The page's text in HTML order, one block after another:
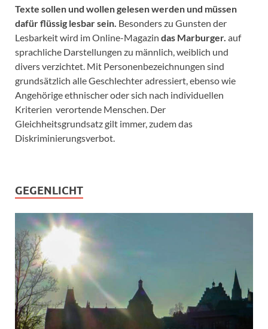
Texte sollen und wollen gelesen werden und müssen
dafür flüssig lesbar sein. Besonders zu Gunsten der
Lesbarkeit wird im Online-Magazin das Marburger. auf
sprachliche Darstellungen zu männlich, weiblich und
divers verzichtet. Mit Personenbezeichnungen sind
grundsätzlich alle Geschlechter adressiert, ebenso wie
Angehörige ethnischer oder sich nach individuellen
Kriterien verortende Menschen. Der
Gleichheitsgrundsatz gilt immer, zudem das
Diskriminierungsverbot.
GEGENLICHT